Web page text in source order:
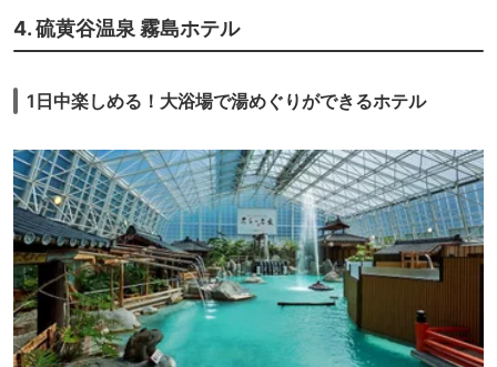
4. 硫黄谷温泉 霧島ホテル
1日中楽しめる！大浴場で湯めぐりができるホテル